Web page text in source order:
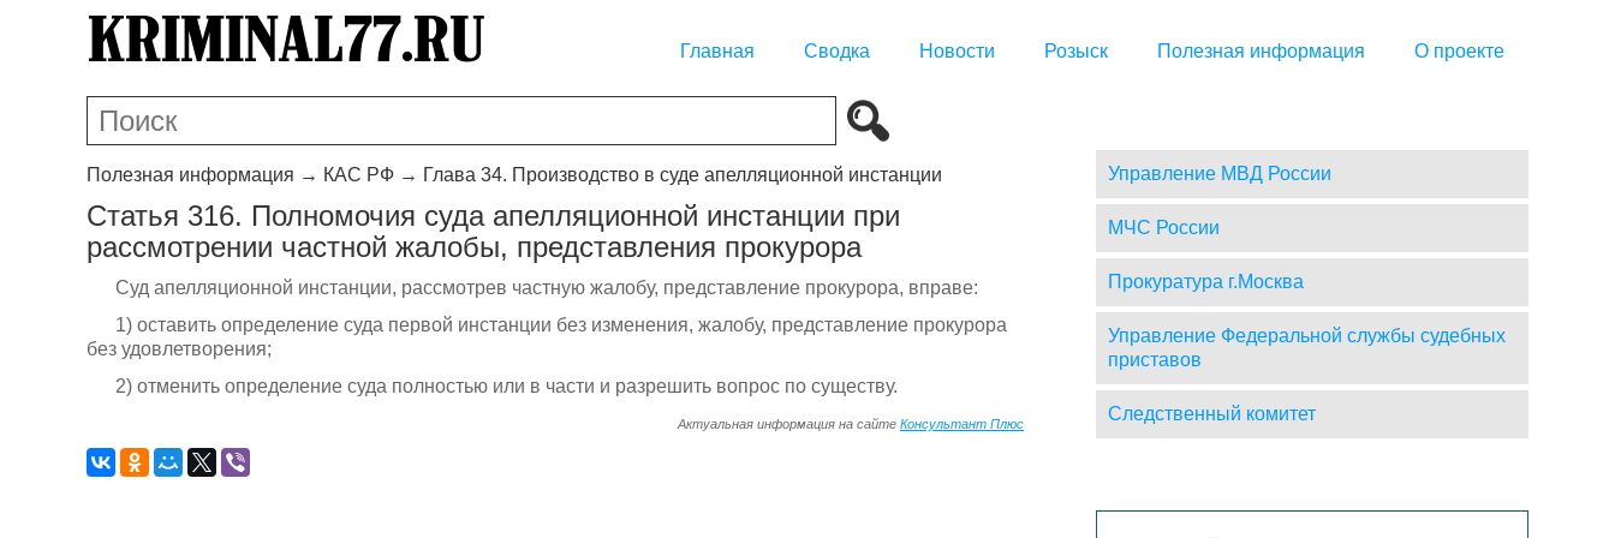
Главная Сводка Новости Розыск Полезная информация О проекте
Полезная информация → КАС РФ → Глава 34. Производство в суде апелляционной инстанции
Статья 316. Полномочия суда апелляционной инстанции при
рассмотрении частной жалобы, представления прокурора
Суд апелляционной инстанции, рассмотрев частную жалобу, представление прокурора, вправе:
1) оставить определение суда первой инстанции без изменения, жалобу, представление прокурора
без удовлетворения;
2) отменить определение суда полностью или в части и разрешить вопрос по существу.
Актуальная информация на сайте Консультант Плюс
Управление МВД России
МЧС России
Прокуратура г.Москва
Управление Федеральной службы судебных
приставов
Следственный комитет